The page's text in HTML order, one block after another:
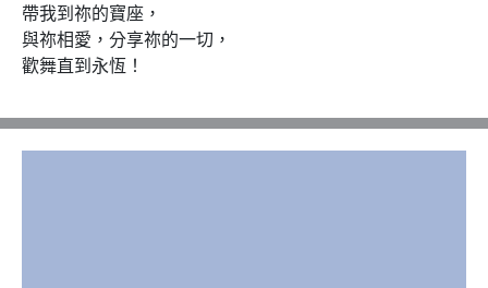
帶我到祢的寶座，
與祢相愛，分享祢的一切，
歡舞直到永恆！